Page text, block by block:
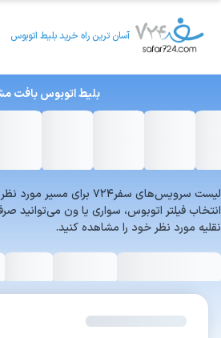
آسان ترین راه خرید بلیط اتوبوس
بلیط اتوبوسبافت
لیست سرویس‌های سفر۷۲۴ برای
انتخاب فیلتر اتوبوس، سواری یا ون می‌توانید
نقلیه مورد نظر خود را مشاهده کنید.